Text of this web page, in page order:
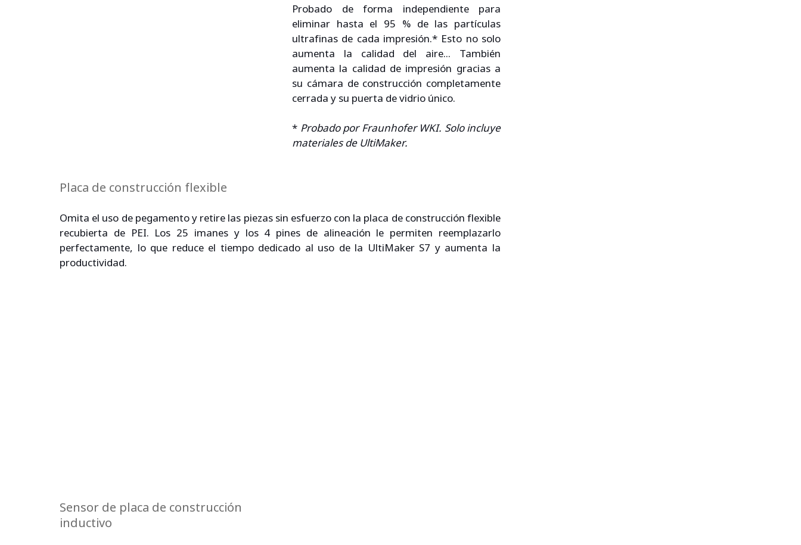
Probado de forma independiente para
eliminar hasta el 95 % de las partículas
ultrafinas de cada impresión.* Esto no solo
aumenta la calidad del aire... También
aumenta la calidad de impresión gracias a
su cámara de construcción completamente
cerrada y su puerta de vidrio único.
* Probado por Fraunhofer WKI. Solo incluye
materiales de UltiMaker.
Placa de construcción flexible
Omita el uso de pegamento y retire las piezas sin esfuerzo con la placa de construcción flexible
recubierta de PEI. Los 25 imanes y los 4 pines de alineación le permiten reemplazarlo
perfectamente, lo que reduce el tiempo dedicado al uso de la UltiMaker S7 y aumenta la
productividad.
Sensor de placa de construcción
inductivo